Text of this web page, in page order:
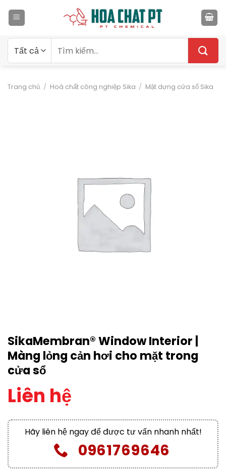
qua
kiếm:
Trang chủ / Hoá chất công nghiệp Sika / Mặt dựng cửa sổ Sika
SikaMembran® Window Interior |
Màng lỏng cản hơi cho mặt trong
cửa sổ
Liên hệ
Hãy liên hệ ngay để được tư vấn nhanh nhất!
0961769646